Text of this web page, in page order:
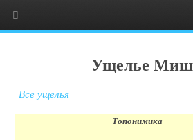
Ущелье
Все ущелья
Топонимика